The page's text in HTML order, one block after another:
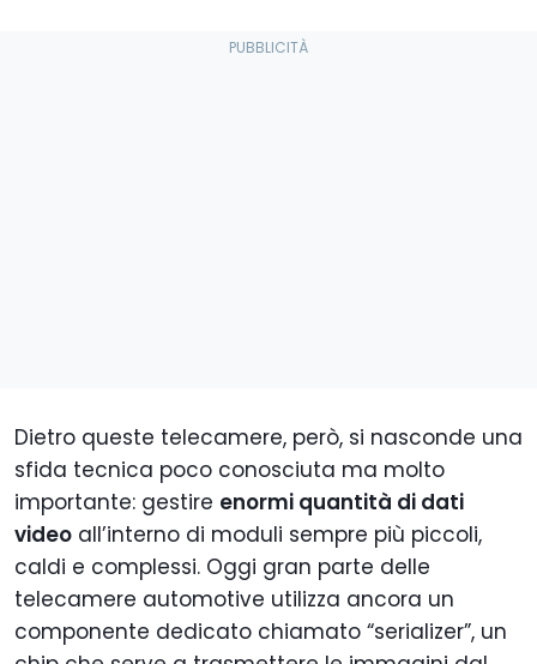
Dietro queste telecamere, però, si nasconde una
sfida tecnica poco conosciuta ma molto
importante: gestire enormi quantità di dati
video all’interno di moduli sempre più piccoli,
caldi e complessi. Oggi gran parte delle
telecamere automotive utilizza ancora un
componente dedicato chiamato “serializer”, un